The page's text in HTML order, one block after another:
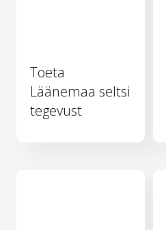
Toeta
Läänemaa seltsi
tegevust